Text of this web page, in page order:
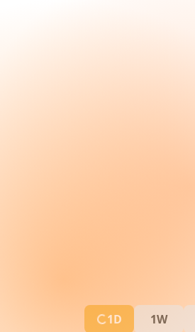
1D 1W